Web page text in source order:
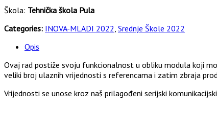
Škola: Tehnička škola Pula
Categories: INOVA-MLADI 2022 Srednje Škole 2022
Opis
Ovaj rad postiže svoju funkcionalnost u obliku modula koji
veliki broj ulaznih vrijednosti s referencama i zatim zbraja
Vrijednosti se unose kroz naš prilagođeni serijski